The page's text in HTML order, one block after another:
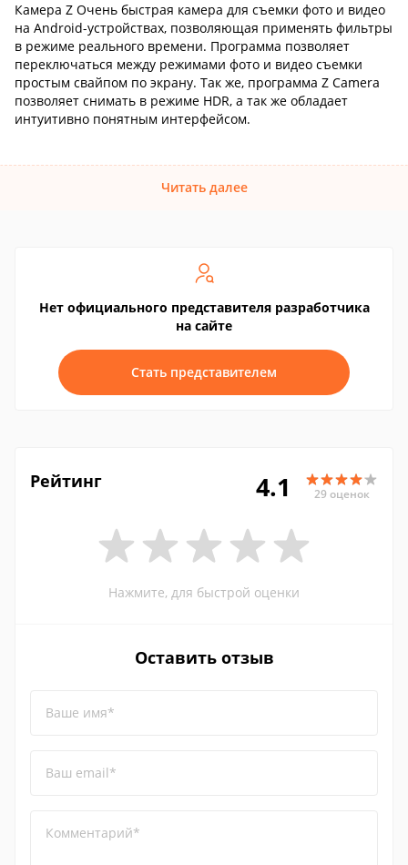
Камера Z Очень быстрая камера для съемки фото и видео
на Android-устройствах, позволяющая применять фильтры
в режиме реального времени. Программа позволяет
переключаться между режимами фото и видео съемки
простым свайпом по экрану. Так же, программа Z Camera
позволяет снимать в режиме HDR, а так же обладает
интуитивно понятным интерфейсом.
Читать далее
Нет официального представителя разработчика
на сайте
Стать представителем
Рейтинг 4.1 29 оценок
Нажмите, для быстрой оценки
Оставить отзыв
Ваше имя*
Ваш email*
Комментарий*